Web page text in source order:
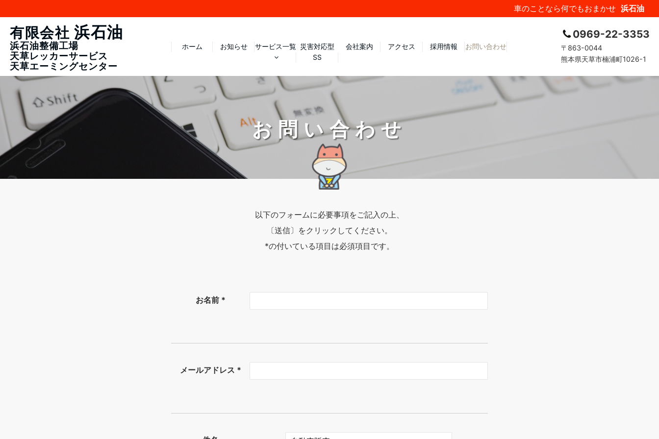
車のことなら何でもおまかせ 浜石油
有限会社 浜石油
浜石油整備工場
天草レッカーサービス
天草エーミングセンター
ホーム お知らせ サービス一覧 災害対応型
SS
会社案内 アクセス 採用情報 お問い合わせ
0969-22-3353
〒863-0044
熊本県天草市楠浦町1026-1
お問い合わせ
以下のフォームに必要事項をご記入の上、
〔送信〕をクリックしてください。
*の付いている項目は必須項目です。
お名前 *
メールアドレス *